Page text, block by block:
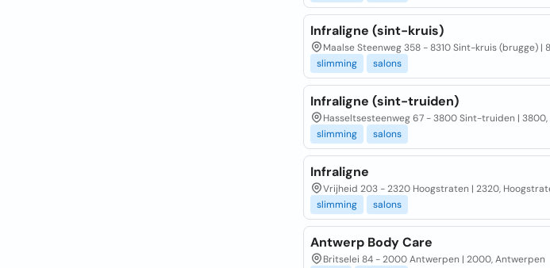
Infraligne (sint-kruis)
Maalse Steenweg 358 - 8310 Sint-kruis (brugge) |
slimming
salons
Infraligne (sint-truiden)
Hasseltsesteenweg 67 - 3800 Sint-truiden |
slimming
salons
Infraligne
Vrijheid 203 - 2320 Hoogstraten | 2320,
slimming
salons
Antwerp Body Care
Britselei 84 - 2000 Antwerpen | 2000, Antwerpen